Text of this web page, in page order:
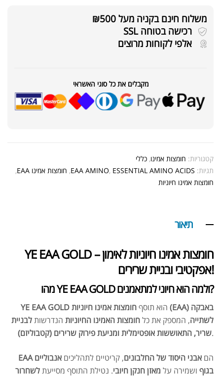
משלוח חינם בקניה מעל ₪500
רכישה בטוחה SSL
אלפי לקוחות מרוצים
מקבלים את כל סוגי האשראי
קטגוריות: חומצות אמינו, כללי
תגיות:
EAA AMINO, ESSENTIAL AMINO ACIDS
, חומצות אמינו EAA
,
חומצות אמינו חיוניות
תיאור
YE EAA GOLD – חומצות אמינו חיוניות לאימון
אפקטיבי ובניית שרירים!
מהו YE EAA GOLD ולמה הוא חיוני למתאמנים?
YE EAA GOLD הוא תוסףחומצות אמינו חיוניות (EAA) באבקה
לשתייה, המספק את כלחומצות האמינו החיוניות הנדרשותלבניית
שריר, התאוששות אופטימלית ומניעת פירוק שרירים (קטבוליזם).
EAA הם אבני היסוד של החלבונים, קריטיים לתהליכים אנבוליים
בגוף ושמירה על מאזן חנקן חיובי. נטילת התוסף מסייעתלשחרור